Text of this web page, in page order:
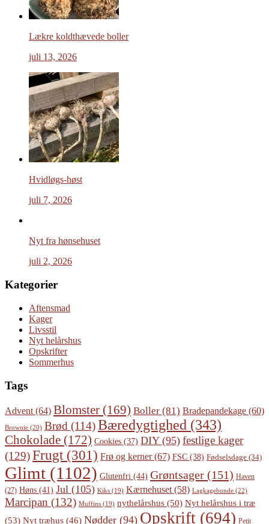
Lækre koldthævede boller
juli 13, 2026
Hvidløgs-høst
juli 7, 2026
Nyt fra hønsehuset
juli 2, 2026
Kategorier
Aftensmad
Kager
Livsstil
Nyt helårshus
Opskrifter
Sommerhus
Tags
Advent (64) Blomster (169) Boller (81) Bradepandekage (60)
Brownie (20) Brød (114)Bæredygtighed (343)
Chokolade (172) Cookies (37) DIY(95) festlige kager
(129)Frugt(301) Frø og kerner(67) FSC (38) Fødselsdage (34)
Glimt (1102) Glutenfri (44) Grøntsager (151) Haven
(27) Høns (41) Jul (105) Kiks (19) Kærnehuset (58) Lagkagebunde (22)
Marcipan (132) Muffins (19) nythelårshus (50) Nyt helårshus i træ
(53) Nyt træhus (46) Nødder (94) Opskrift (694) Petit